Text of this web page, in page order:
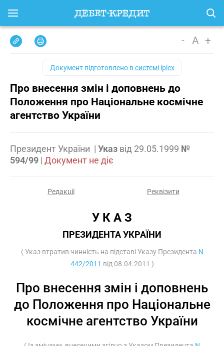
- A +
Документ підготовлено всистемі iplex
Про внесення змін і доповнень до
Положення про Національне космічне
агентство України
Президент України | Указ від 29.05.1999 №
594/99 | Документ не діє
Редакції Реквізити
У К А З
ПРЕЗИДЕНТА УКРАЇНИ
( Указ втратив чинність на підставі Указу Президента N
442/2011 від 08.04.2011 )
Про внесення змін і доповнень
до Положення про Національне
космічне агентство України